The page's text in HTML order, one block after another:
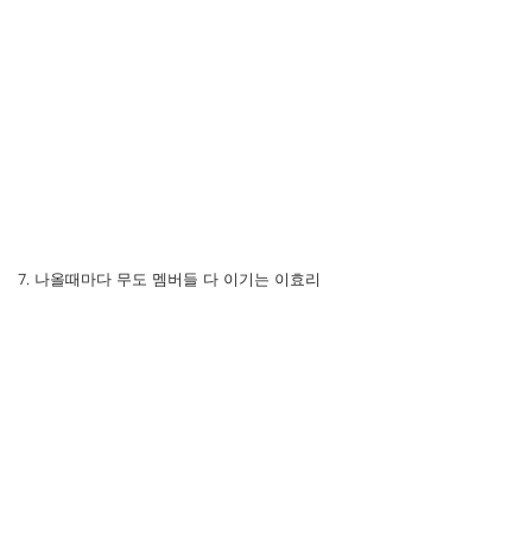
7. 나올때마다 무도 멤버들 다 이기는 이효리